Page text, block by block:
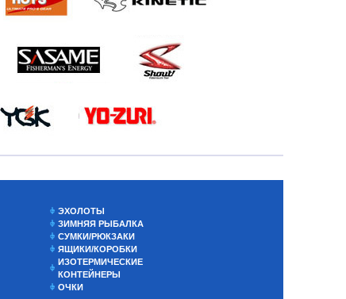
ЭХОЛОТЫ
ЗИМНЯЯ РЫБАЛКА
СУМКИ/РЮКЗАКИ
ЯЩИКИ/КОРОБКИ
ИЗОТЕРМИЧЕСКИЕ
КОНТЕЙНЕРЫ
ОЧКИ